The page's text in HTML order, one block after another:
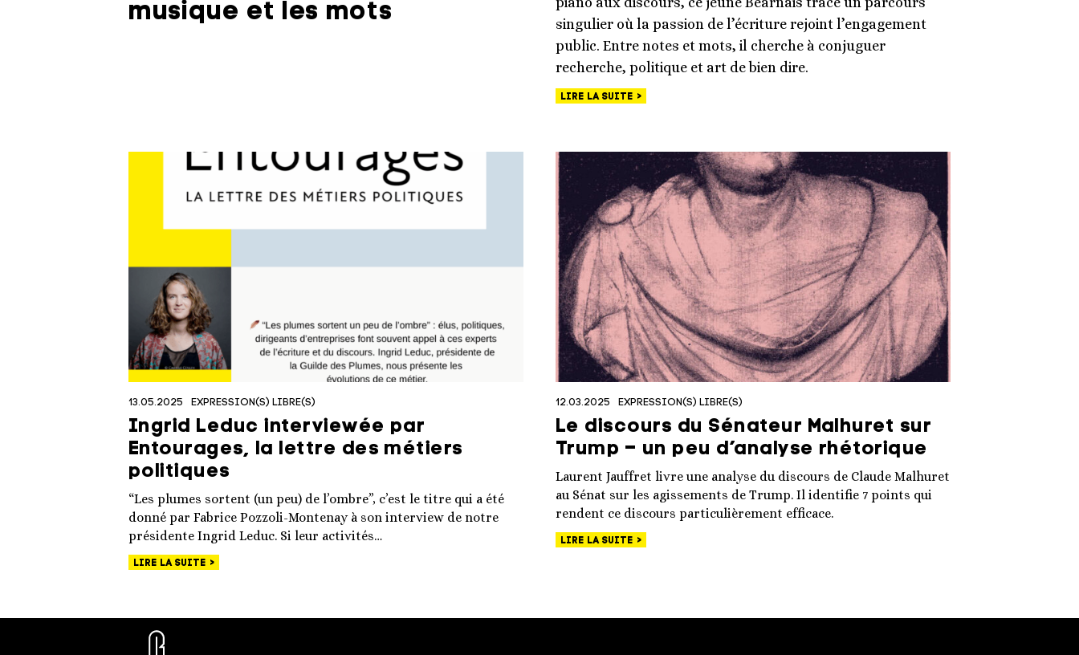
musique et les mots
singulier où la passion de l’écriture rejoint l’engagement
public. Entre notes et mots, il cherche à conjuguer
recherche, politique et art de bien dire.
LIRE LA SUITE
13.05.2025 EXPRESSION(S) LIBRE(S)
Ingrid Leduc interviewée par
Entourages, la lettre des métiers
politiques
“Les plumes sortent (un peu) de l’ombre”, c’est le titre qui a été
donné par Fabrice Pozzoli-Montenay à son interview de notre
présidente Ingrid Leduc. Si leur activités…
LIRE LA SUITE
12.03.2025 EXPRESSION(S) LIBRE(S)
Le discours du Sénateur Malhuret sur
Trump – un peu d’analyse rhétorique
Laurent Jauffret livre une analyse du discours de Claude Malhuret
au Sénat sur les agissements de Trump. Il identifie 7 points qui
rendent ce discours particulièrement efficace.
LIRE LA SUITE